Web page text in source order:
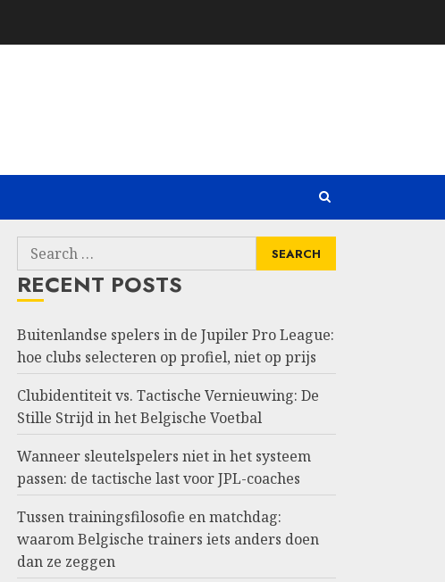
Search
for:
RECENT POSTS
Buitenlandse spelers in de Jupiler Pro League:
hoe clubs selecteren op profiel, niet op prijs
Clubidentiteit vs. Tactische Vernieuwing: De
Stille Strijd in het Belgische Voetbal
Wanneer sleutelspelers niet in het systeem
passen: de tactische last voor JPL-coaches
Tussen trainingsfilosofie en matchdag:
waarom Belgische trainers iets anders doen
dan ze zeggen